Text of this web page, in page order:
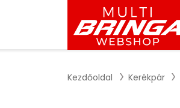
Kezdőoldal Kerékpár